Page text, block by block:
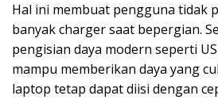
Hal ini membuat pengguna tidak
banyak charger saat bepergian.
pengisian daya modern seperti
mampu memberikan daya yang
laptop tetap dapat diisi dengan